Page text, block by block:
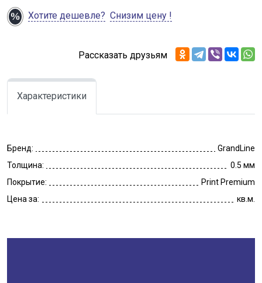
Хотите дешевле? Снизим цену !
Рассказать друзьям
Характеристики
Бренд:
GrandLine
Толщина:
0.5 мм
Покрытие:
Print Premium
Цена за:
кв.м.